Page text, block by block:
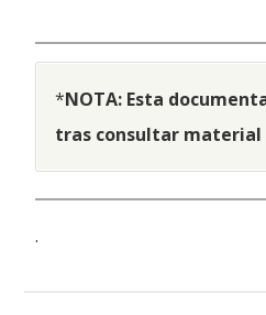
*NOTA: Esta
tras consultar material
.